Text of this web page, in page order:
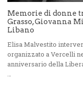
Memorie di donne
Grasso, Giovanna
Libano
Elisa Malvestito
organizzato a Vercelli
anniversario della
…